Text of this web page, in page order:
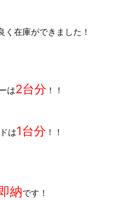
く在庫ができました！
は2台分 ！！
は1台分 ！！
納です！